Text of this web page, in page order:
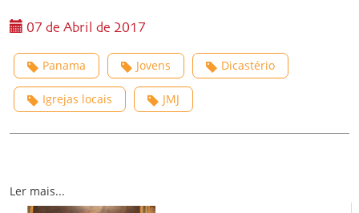
07 de Abril de 2017
Panama Jovens Dicastério
Igrejas locais JMJ
Ler mais...